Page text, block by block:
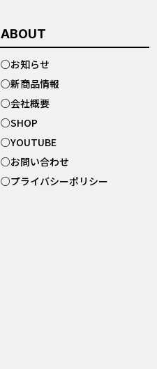
ABOUT
○お知らせ
○新商品情報
○会社概要
○SHOP
○YOUTUBE
○お問い合わせ
○プライバシーポリシー